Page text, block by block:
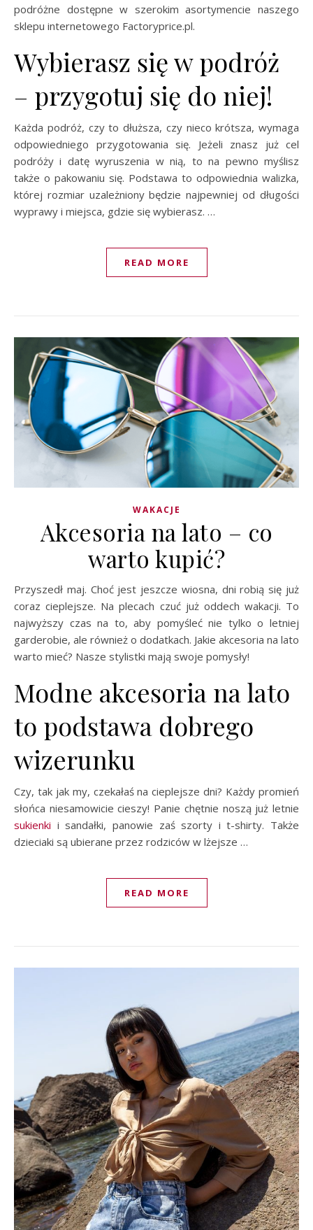
podróżne dostępne w szerokim asortymencie naszego
sklepu internetowego Factoryprice.pl.
Wybierasz się w podróż
– przygotuj się do niej!
Każda podróż, czy to dłuższa, czy nieco krótsza, wymaga
odpowiedniego przygotowania się. Jeżeli znasz już cel
podróży i datę wyruszenia w nią, to na pewno myślisz
także o pakowaniu się. Podstawa to odpowiednia walizka,
której rozmiar uzależniony będzie najpewniej od długości
wyprawy i miejsca, gdzie się wybierasz. …
READ MORE
WAKACJE
Akcesoria na lato – co
warto kupić?
Przyszedł maj. Choć jest jeszcze wiosna, dni robią się już
coraz cieplejsze. Na plecach czuć już oddech wakacji. To
najwyższy czas na to, aby pomyśleć nie tylko o letniej
garderobie, ale również o dodatkach. Jakie akcesoria na lato
warto mieć? Nasze stylistki mają swoje pomysły!
Modne akcesoria na lato
to podstawa dobrego
wizerunku
Czy, tak jak my, czekałaś na cieplejsze dni? Każdy promień
słońca niesamowicie cieszy! Panie chętnie noszą już letnie
sukienki i sandałki, panowie zaś szorty i t-shirty. Także
dzieciaki są ubierane przez rodziców w lżejsze …
READ MORE